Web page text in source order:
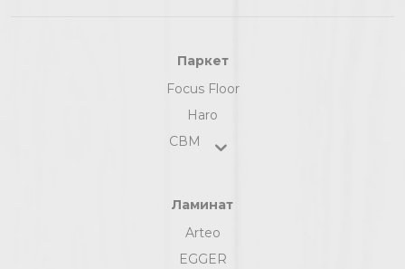
Паркет
Focus Floor
Haro
СВМ
Ламинат
Arteo
EGGER